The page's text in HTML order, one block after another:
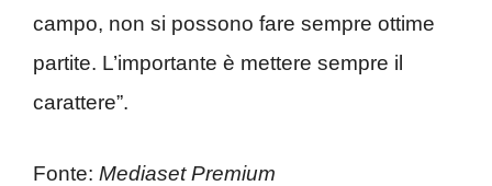
campo, non si possono fare sempre ottime
partite. L’importante è mettere sempre il
carattere”.
Fonte: Mediaset Premium